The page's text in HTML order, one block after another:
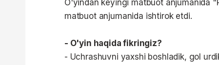
O'yindan keyingi matbuot anjumanida
matbuot anjumanida ishtirok etdi.
- O'yin haqida fikringiz?
- Uchrashuvni yaxshi boshladik, gol